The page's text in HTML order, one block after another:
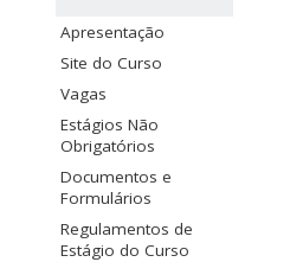
Apresentação
Site do Curso
Vagas
Estágios Não
Obrigatórios
Documentos e
Formulários
Regulamentos de
Estágio do Curso